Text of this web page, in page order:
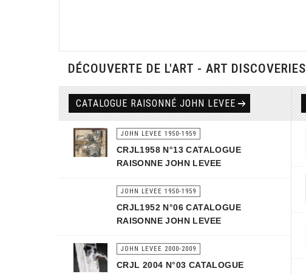
DÉCOUVERTE DE L'ART - ART DISCOVERIES
CATALOGUE RAISONNÉ JOHN LEVEE
JOHN LEVEE 1950-1959
CRJL1958 N°13 CATALOGUE
RAISONNE JOHN LEVEE
JOHN LEVEE 1950-1959
CRJL1952 N°06 CATALOGUE
RAISONNE JOHN LEVEE
JOHN LEVEE 2000-2009
CRJL 2004 N°03 CATALOGUE